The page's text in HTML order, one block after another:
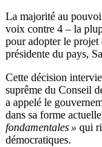
La majorité au
voix contre 4 – la
pour adopter le projet
présidente du pays,
Cette décision
suprême du Conseil
a appelé le
dans sa forme
fondamentales » qui
démocratiques.